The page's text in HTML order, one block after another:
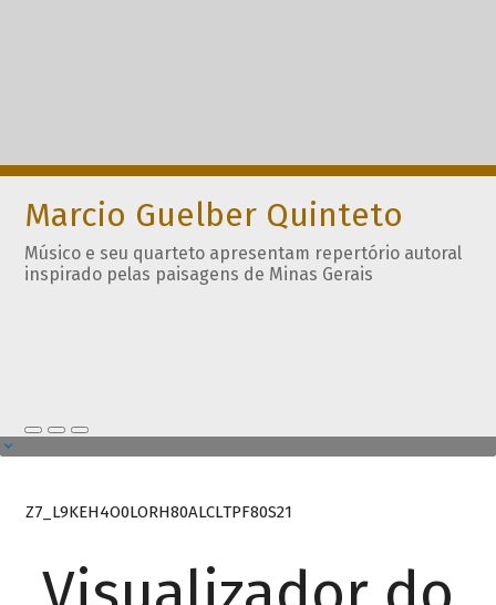
Marcio Guelber Quinteto
Músico e seu quarteto apresentam repertório autoral
inspirado pelas paisagens de Minas Gerais
Z7_L9KEH4O0LORH80ALCLTPF80S21